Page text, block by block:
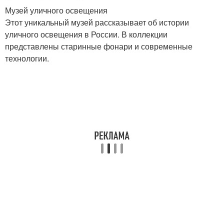
Музей уличного освещения
Этот уникальный музей рассказывает об истории
уличного освещения в России. В коллекции
представлены старинные фонари и современные
технологии.